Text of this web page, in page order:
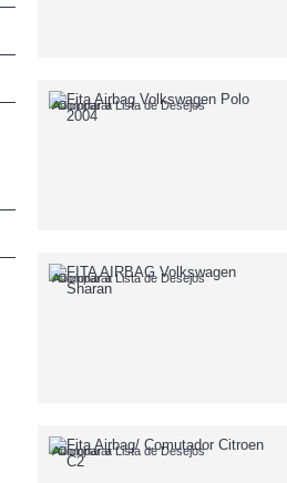
Adicionar a Lista de Desejos
Comparar
Adicionar a Lista de Desejos
Comparar
Adicionar a Lista de Desejos
Comparar